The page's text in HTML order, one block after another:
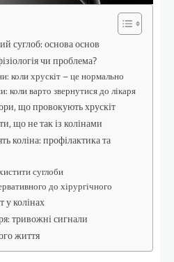
суглоб: основа основ
чи проблема?
коли хрускіт – це нормально
коли варто звернутися до лікаря
що провокують хрускіт
що не так із колінами
коліна: профілактика та
суглоби
до хірургічного
у колінах
тривожні сигнали
життя